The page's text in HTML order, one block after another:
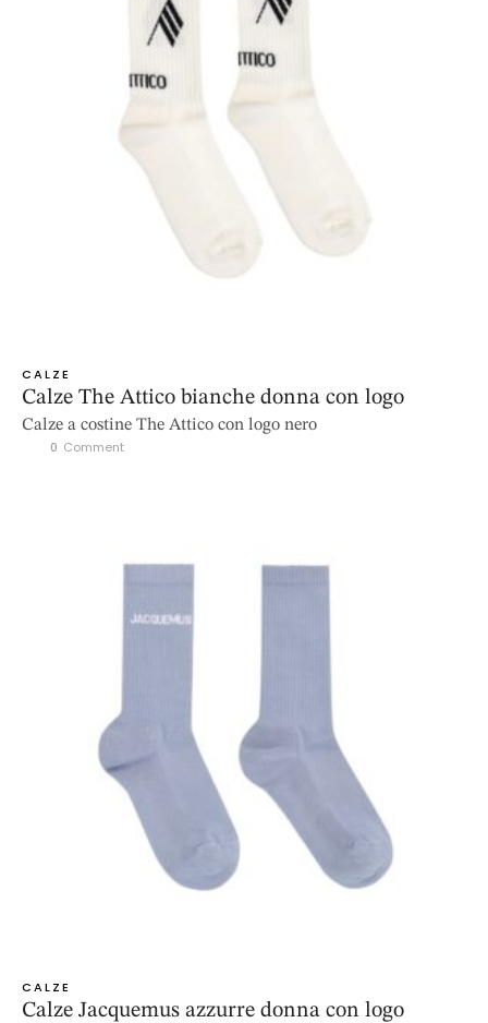
CALZE
Calze The Attico bianche donna con logo
Calze a costine The Attico con logo nero
0 Comment
CALZE
Calze Jacquemus azzurre donna con logo